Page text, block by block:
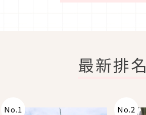
最新排名
No.1 No.2